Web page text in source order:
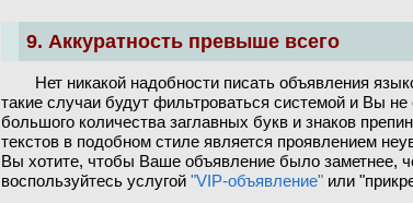
9. Аккуратность превыше всего
Нет никакой надобности писать объявления
такие случаи будут фильтроваться системой и Вы
большого количества заглавных букв и знаков
текстов в подобном стиле является проявлением
Вы хотите, чтобы Ваше объявление было заметнее,
воспользуйтесь услугой "VIP-объявление" или